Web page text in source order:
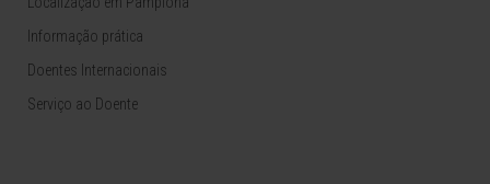
Informação prática
Doentes Internacionais
Serviço ao Doente